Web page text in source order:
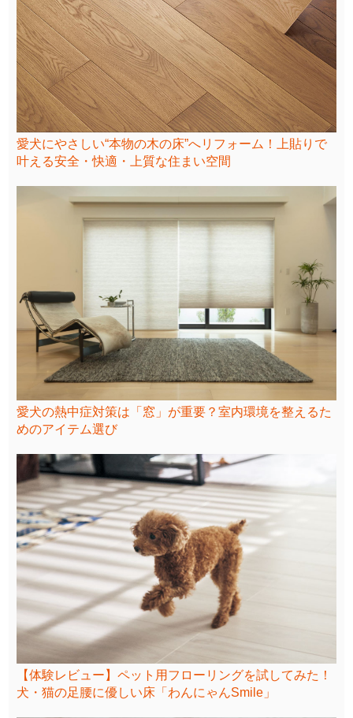
愛犬にやさしい“本物の木の床”へリフォーム！上貼りで
叶える安全・快適・上質な住まい空間
愛犬の熱中症対策は「窓」が重要？室内環境を整えるた
めのアイテム選び
【体験レビュー】ペット用フローリングを試してみた！
犬・猫の足腰に優しい床「わんにゃんSmile」